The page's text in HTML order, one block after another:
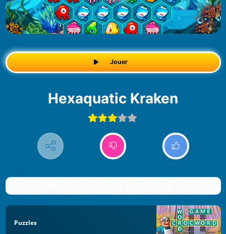
Jouer
Hexaquatic Kraken
Puzzles